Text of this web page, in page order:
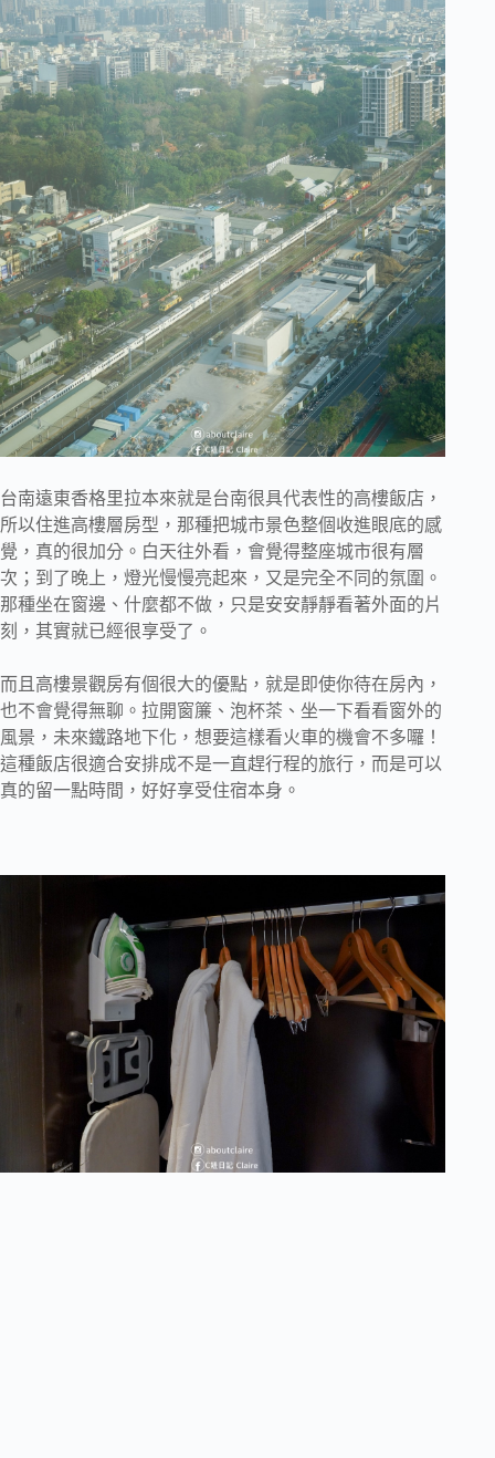
台南遠東香格里拉本來就是台南很具代表性的高樓飯店，
所以住進高樓層房型，那種把城市景色整個收進眼底的感
覺，真的很加分。白天往外看，會覺得整座城市很有層
次；到了晚上，燈光慢慢亮起來，又是完全不同的氛圍。
那種坐在窗邊、什麼都不做，只是安安靜靜看著外面的片
刻，其實就已經很享受了。
而且高樓景觀房有個很大的優點，就是即使你待在房內，
也不會覺得無聊。拉開窗簾、泡杯茶、坐一下看看窗外的
風景，未來鐵路地下化，想要這樣看火車的機會不多囉！
這種飯店很適合安排成不是一直趕行程的旅行，而是可以
真的留一點時間，好好享受住宿本身。